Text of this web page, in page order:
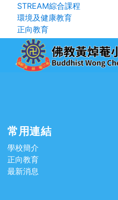
STREAM綜合課程
環境及健康教育
正向教育
常用連結
學校簡介
正向教育
最新消息